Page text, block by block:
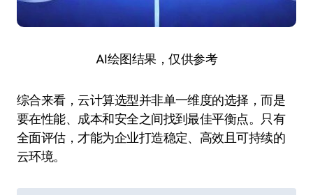
AI绘图结果，仅供参考
综合来看，云计算选型并非单一维度的选择，而是
要在性能、成本和安全之间找到最佳平衡点。只有
全面评估，才能为企业打造稳定、高效且可持续的
云环境。